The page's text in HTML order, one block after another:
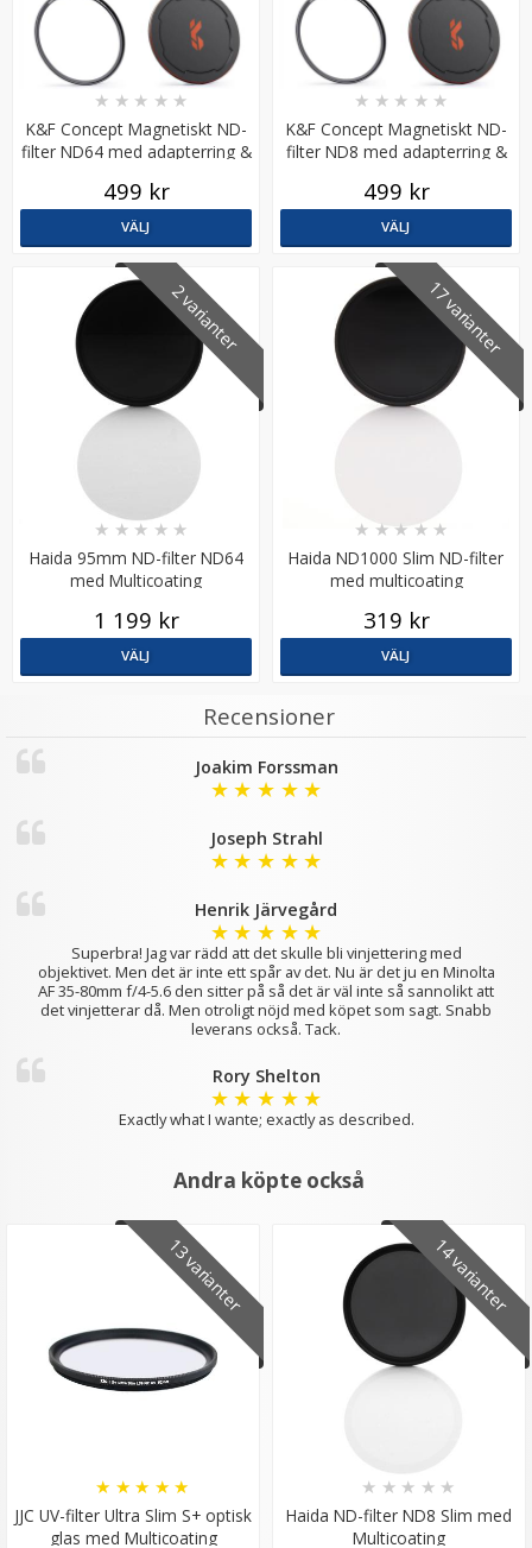
K&F Concept Magnetiskt ND-
filter ND64 med adapterring &
★ ★ ★ ★ ★
499 kr
VÄLJ
K&F Concept Magnetiskt ND-
filter ND8 med adapterring &
★ ★ ★ ★ ★
499 kr
VÄLJ
2 varianter
Haida 95mm ND-filter ND64
med Multicoating
★ ★ ★ ★ ★
1 199 kr
VÄLJ
17 varianter
Haida ND1000 Slim ND-filter
med multicoating
★ ★ ★ ★ ★
319 kr
VÄLJ
Recensioner
Joakim Forssman
★ ★ ★ ★ ★
Joseph Strahl
★ ★ ★ ★ ★
Henrik Järvegård
★ ★★ ★ ★
Superbra! Jag var rädd att det skulle bli vinjettering med
objektivet. Men det är inte ett spår av det. Nu är det ju en Minolta
AF 35-80mm f/4-5.6 den sitter på så det är väl inte så sannolikt att
det vinjetterar då. Men otroligt nöjd med köpet som sagt. Snabb
leverans också. Tack.
Rory Shelton
★ ★ ★ ★ ★
Exactly what I wante; exactly as described.
Andra köpte också
13 varianter
JJC UV-filter Ultra Slim S+ optisk
glas med Multicoating
★ ★ ★ ★ ★
14 varianter
Haida ND-filter ND8 Slim med
Multicoating
★ ★ ★ ★ ★